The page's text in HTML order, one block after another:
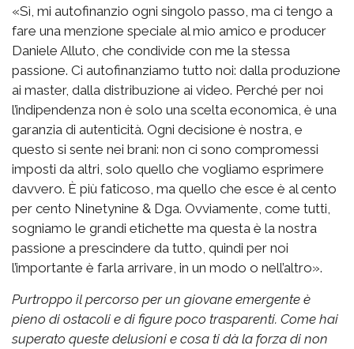
«Sì, mi autofinanzio ogni singolo passo, ma ci tengo a
fare una menzione speciale al mio amico e producer
Daniele Alluto, che condivide con me la stessa
passione. Ci autofinanziamo tutto noi: dalla produzione
ai master, dalla distribuzione ai video. Perché per noi
l’indipendenza non è solo una scelta economica, è una
garanzia di autenticità. Ogni decisione è nostra, e
questo si sente nei brani: non ci sono compromessi
imposti da altri, solo quello che vogliamo esprimere
davvero. È più faticoso, ma quello che esce è al cento
per cento Ninetynine & Dga. Ovviamente, come tutti,
sogniamo le grandi etichette ma questa è la nostra
passione a prescindere da tutto, quindi per noi
l’importante è farla arrivare, in un modo o nell’altro».
Purtroppo il percorso per un giovane emergente è
pieno di ostacoli e di figure poco trasparenti. Come hai
superato queste delusioni e cosa ti dà la forza di non